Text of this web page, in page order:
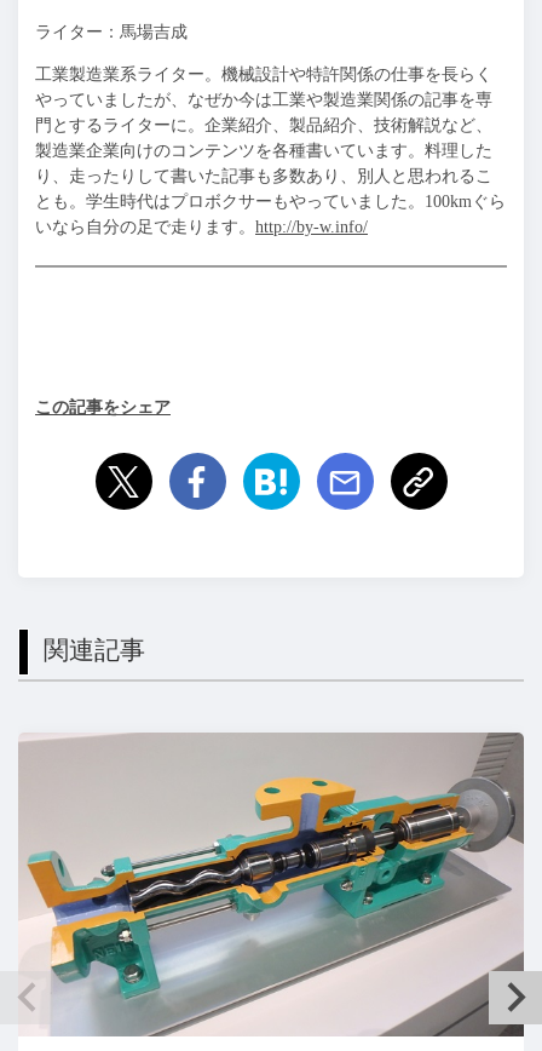
ライター：馬場吉成
工業製造業系ライター。機械設計や特許関係の仕事を長らく
やっていましたが、なぜか今は工業や製造業関係の記事を専
門とするライターに。企業紹介、製品紹介、技術解説など、
製造業企業向けのコンテンツを各種書いています。料理した
り、走ったりして書いた記事も多数あり、別人と思われるこ
とも。学生時代はプロボクサーもやっていまし た。100kmぐら
いなら自分の足で走ります。 http://by-w.info/
この記事をシェア
関連記事